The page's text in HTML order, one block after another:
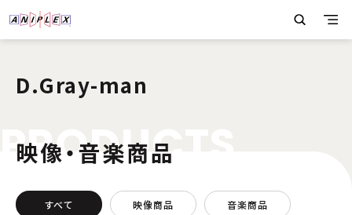
D.Gray-man
PRODUC
映像・音楽商品
すべて 映像商品 音楽商品